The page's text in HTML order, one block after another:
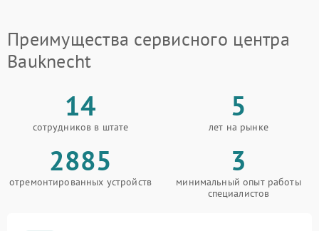
Преимущества сервисного центра
Bauknecht
14
сотрудников в штате
5
лет на рынке
2885
отремонтированных устройств
3
минимальный опыт работы
специалистов